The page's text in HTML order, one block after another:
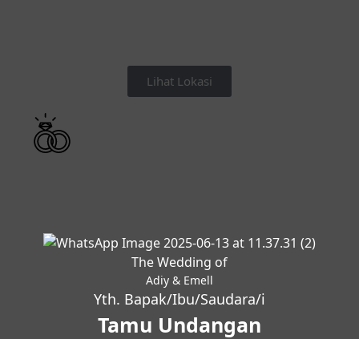
Lihat Lokasi
The Wedding of
Adiy & Emell
Yth. Bapak/Ibu/Saudara/i
Tamu Undangan